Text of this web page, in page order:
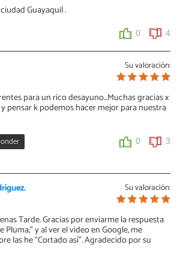
Guayaquil .
0 4
Su valoración:
para un rico desayuno...Muchas gracias x
pensar k podemos hacer mejor para nuestra
0 3
y confiar en nuestras recetas! ¡Saludos!
0
Su valoración:
Tarde. Gracias por enviarme la respuesta
Pluma,” y al ver el video en Google, me
las he “Cortado así”. Agradecido por su